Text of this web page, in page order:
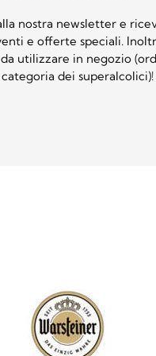
nostra newsletter e
e offerte speciali.
utilizzare in negozio
dei superalcolici)!